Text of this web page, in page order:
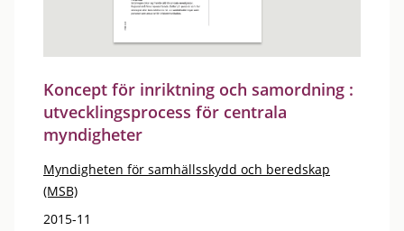
Koncept för inriktning och samordning :
utvecklingsprocess för centrala
myndigheter
Myndigheten för samhällsskydd och beredskap
(MSB)
2015-11